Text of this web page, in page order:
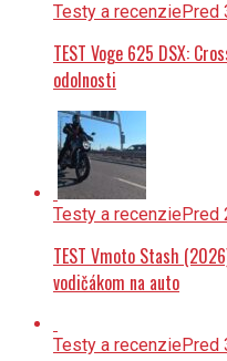
Testy a recenziePred
TEST Voge 625 DSX:
odolnosti
Testy a recenziePred
TEST Vmoto Stash
vodičákom na auto
Testy a recenziePred